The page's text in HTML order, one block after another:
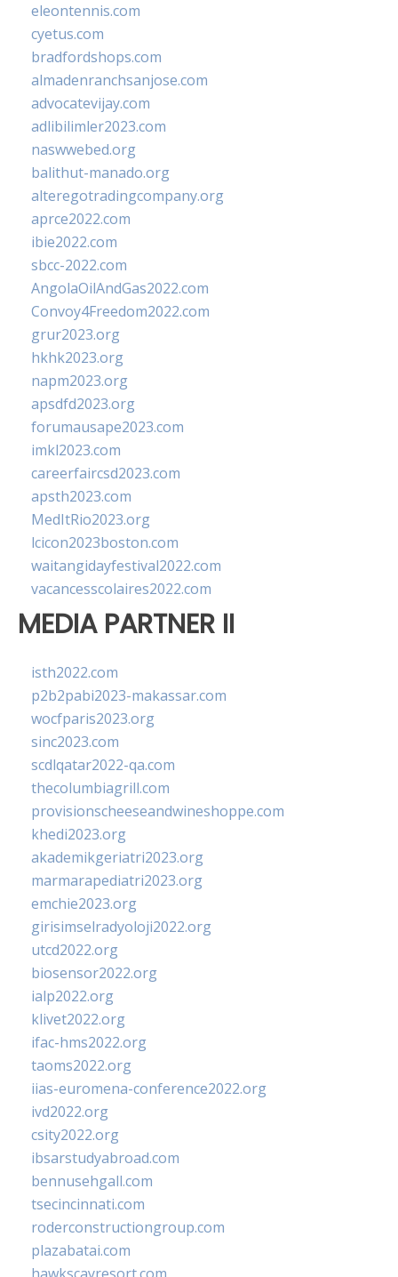
eleontennis.com
cyetus.com
bradfordshops.com
almadenranchsanjose.com
advocatevijay.com
adlibilimler2023.com
naswwebed.org
balithut-manado.org
alteregotradingcompany.org
aprce2022.com
ibie2022.com
sbcc-2022.com
AngolaOilAndGas2022.com
Convoy4Freedom2022.com
grur2023.org
hkhk2023.org
napm2023.org
apsdfd2023.org
forumausape2023.com
imkl2023.com
careerfaircsd2023.com
apsth2023.com
MedItRio2023.org
lcicon2023boston.com
waitangidayfestival2022.com
vacancesscolaires2022.com
MEDIA PARTNER II
isth2022.com
p2b2pabi2023-makassar.com
wocfparis2023.org
sinc2023.com
scdlqatar2022-qa.com
thecolumbiagrill.com
provisionscheeseandwineshoppe.com
khedi2023.org
akademikgeriatri2023.org
marmarapediatri2023.org
emchie2023.org
girisimselradyoloji2022.org
utcd2022.org
biosensor2022.org
ialp2022.org
klivet2022.org
ifac-hms2022.org
taoms2022.org
iias-euromena-conference2022.org
ivd2022.org
csity2022.org
ibsarstudyabroad.com
bennusehgall.com
tsecincinnati.com
roderconstructiongroup.com
plazabatai.com